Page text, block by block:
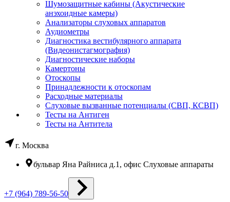
Шумозащитные кабины (Акустические
анэхоидные камеры)
Анализаторы слуховых аппаратов
Аудиометры
Диагностика вестибулярного аппарата
(Видеонистагмография)
Диагностические наборы
Камертоны
Отоскопы
Принадлежности к отоскопам
Расходные материалы
Слуховые вызванные потенциалы (СВП, КСВП)
Тесты на Антиген
Тесты на Антитела
г. Москва
бульвар Яна Райниса д.1, офис Слуховые аппараты
+7 (964) 789-56-50